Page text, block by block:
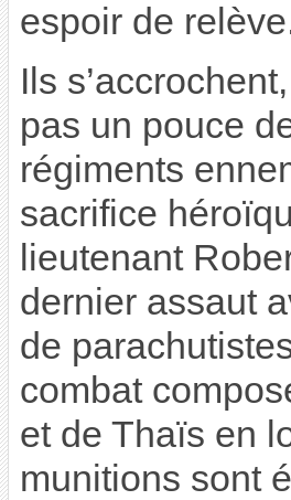
espoir de
Ils
pas un pouce
régiments
sacrifice
lieutenant
dernier assaut
de
combat
et de Thaïs en
munitions sont